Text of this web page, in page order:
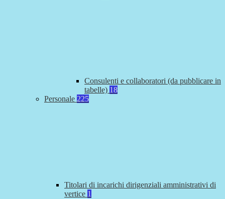
Consulenti e collaboratori (da pubblicare in
tabelle) 18
Personale 225
Titolari di incarichi dirigenziali amministrativi di
vertice 1